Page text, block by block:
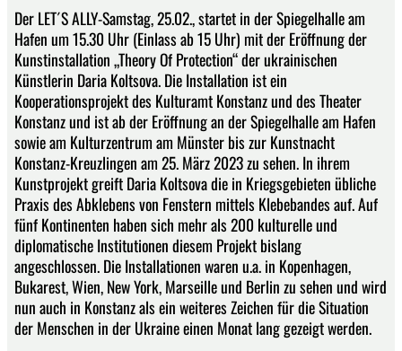
Der LET´S ALLY-Samstag, 25.02., startet in der Spiegelhalle am
Hafen um 15.30 Uhr (Einlass ab 15 Uhr) mit der Eröffnung der
Kunstinstallation „Theory Of Protection“ der ukrainischen
Künstlerin Daria Koltsova. Die Installation ist ein
Kooperationsprojekt des Kulturamt Konstanz und des Theater
Konstanz und ist ab der Eröffnung an der Spiegelhalle am Hafen
sowie am Kulturzentrum am Münster bis zur Kunstnacht
Konstanz-Kreuzlingen am 25. März 2023 zu sehen. In ihrem
Kunstprojekt greift Daria Koltsova die in Kriegsgebieten übliche
Praxis des Abklebens von Fenstern mittels Klebebandes auf. Auf
fünf Kontinenten haben sich mehr als 200 kulturelle und
diplomatische Institutionen diesem Projekt bislang
angeschlossen. Die Installationen waren u.a. in Kopenhagen,
Bukarest, Wien, New York, Marseille und Berlin zu sehen und wird
nun auch in Konstanz als ein weiteres Zeichen für die Situation
der Menschen in der Ukraine einen Monat lang gezeigt werden.